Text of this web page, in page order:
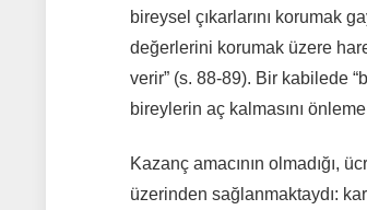
bireysel çıkarlarını korumak
değerlerini korumak üzere
verir” (s. 88-89). Bir kabilede
bireylerin aç kalmasını
Kazanç amacının olmadığı,
üzerinden sağlanmaktaydı: